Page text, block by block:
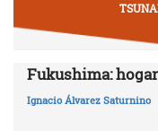
Fukushima:
Ignacio Álvarez Saturnino